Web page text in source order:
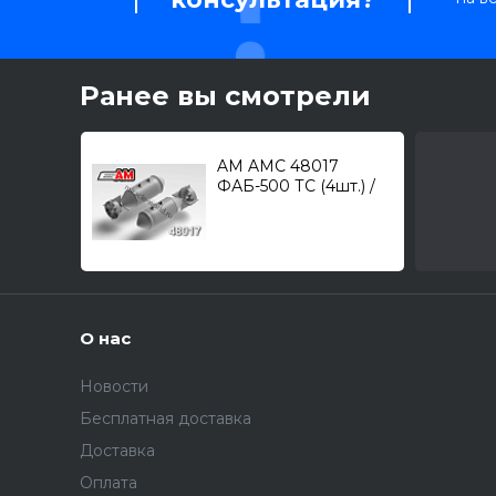
Ранее вы смотрели
AM AMC 48017
ФАБ-500 ТС (4шт.) /
О нас
Новости
Бесплатная доставка
Доставка
Оплата